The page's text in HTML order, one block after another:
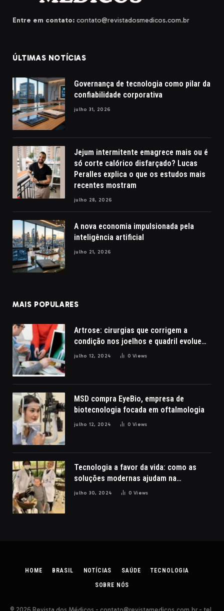
Entre em contato: contato@revistadosmedicos.com.br
ÚLTIMAS NOTÍCIAS
Governança de tecnologia como pilar da
confiabilidade corporativa
julho 31, 2026
Jejum intermitente emagrece mais ou é
só corte calórico disfarçado? Lucas
Peralles explica o que os estudos mais
recentes mostram
julho 28, 2026
A nova economia impulsionada pela
inteligência artificial
julho 21, 2026
MAIS POPULARES
Artrose: cirurgias que corrigem a
condição nos joelhos e quadril evoluem
com a robótica
julho 12, 2024 0Views
MSD compra EyeBio, empresa de
biotecnologia focada em oftalmologia
julho 12, 2024 0Views
Tecnologia a favor da vida: como as
soluções modernas ajudam na
reabilitação de pacientes com lesões
julho 30, 2024 0Views
HOME BRASIL NOTÍCIAS SAÚDE TECNOLOGIA
SOBRE NÓS